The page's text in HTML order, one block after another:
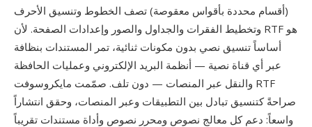
(أقسام محددة بأقواس معقوصة) تصف الخطوط وتنسيق الأحرف
وتخطيط الفقرات والجداول والصور وإعدادات الصفحة. لأن RTF هو
أساساً تنسيق نصي بدون مكونات ثنائية، تمر المستندات بنظافة
عبر أي قناة نصية — أنظمة البريد الإلكتروني وعمليات الحافظة
والنقل عبر المنصات — دون تلف. صمّمت مايكروسوفت RTF
صراحةً كتنسيق تبادل بين التطبيقات وعبر المنصات، وحقق انتشاراً
واسعاً: دعم كل معالج نصوص ومحرر نصوص وأداة مستندات تقريباً